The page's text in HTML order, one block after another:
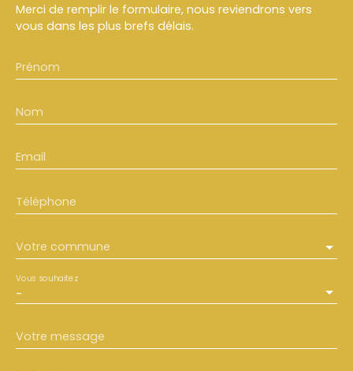
Merci de remplir le formulaire, nous reviendrons vers
vous dans les plus brefs délais.
Prénom
Nom
Email
Téléphone
Votre commune
-
Vous souhaitez
Votre message